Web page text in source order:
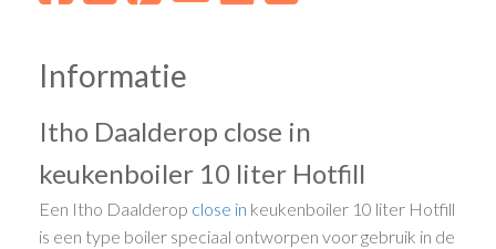
Informatie
Itho Daalderop close in
keukenboiler 10 liter Hotfill
Een Itho Daalderop close in keukenboiler 10 liter Hotfill
is een type boiler speciaal ontworpen voor gebruik in de